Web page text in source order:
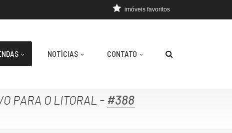
imóveis favoritos
NOTÍCIAS CONTATO
PARA O LITORAL - #388